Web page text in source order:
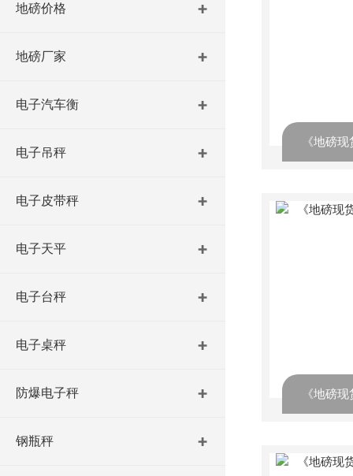
地磅价格
地磅厂家
电子汽车衡
电子吊秤
电子皮带秤
电子天平
电子台秤
电子桌秤
防爆电子秤
钢瓶秤